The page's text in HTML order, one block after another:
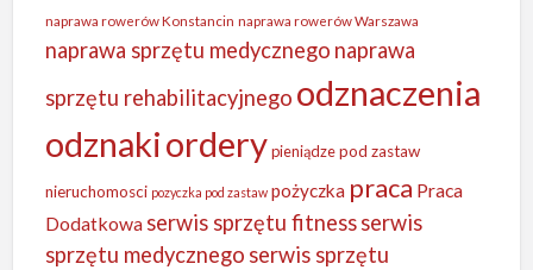
naprawa rowerów Konstancin naprawa rowerów Warszawa
naprawa sprzętu medycznego naprawa
sprzętu rehabilitacyjnego odznaczenia
odznakiordery pieniądze pod zastaw
nieruchomosci pozyczka pod zastaw pożyczka praca Praca
Dodatkowa serwis sprzętu fitnessserwis
sprzętu medycznego serwis sprzętu